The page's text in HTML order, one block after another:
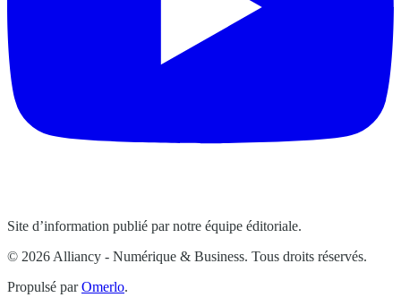
Site d’information publié par notre équipe éditoriale.
© 2026 Alliancy - Numérique & Business. Tous droits réservés.
Propulsé parOmerlo.